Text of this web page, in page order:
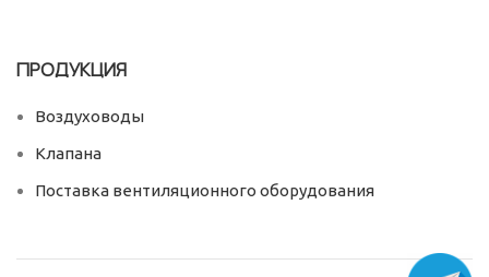
ПРОДУКЦИЯ
Воздуховоды
Клапана
Поставка вентиляционного оборудования